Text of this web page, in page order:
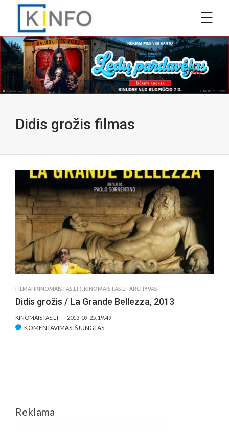
Didis grožis filmas
FILMAI (KINOMAISTAS.LT) KINOMAISTAS.LT ARCHYVAS
Didis grožis / La Grande Bellezza, 2013
KINOMAISTAS.LT 2013-09-25, 19:49
KOMENTAVIMAS IŠJUNGTASĮRAŠE
Reklama